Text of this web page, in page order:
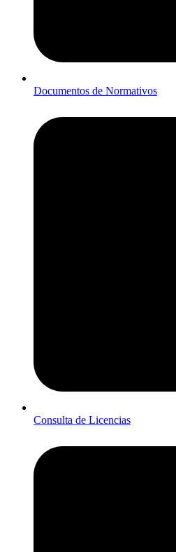
Documentos de Normativos
Consulta de Licencias